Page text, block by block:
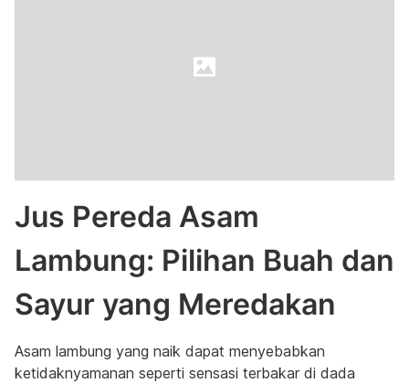
Jus Pereda Asam
Lambung: Pilihan Buah dan
Sayur yang Meredakan
Asam lambung yang naik dapat menyebabkan
ketidaknyamanan seperti sensasi terbakar di dada